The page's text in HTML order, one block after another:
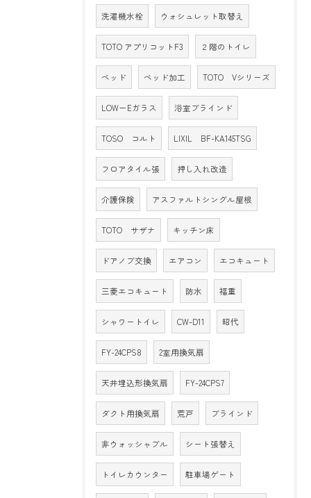
洗濯機水栓 ウォシュレット取替え
TOTO アプリコットF3 ２階のトイレ
ベッド ベッド加工 TOTO Vシリーズ
LOW－Eガラス 浴室ブラインド
TOSO コルト LIXIL BF-KA145TSG
フロアタイル張 押し入れ改造
介護保険 アスファルトシングル屋根
TOTO サザナ キッチン床
ドアノブ交換 エアコン エコキュート
三菱エコキュート 防水 福重
シャワートイレ CW-D11 昭代
FY-24CPS8 2室用換気扇
天井埋込形換気扇 FY-24CPS7
ダクト用換気扇 荒戸 ブラインド
非ウォッシャブル シート張替え
トイレカウンター 駐車場ゲート